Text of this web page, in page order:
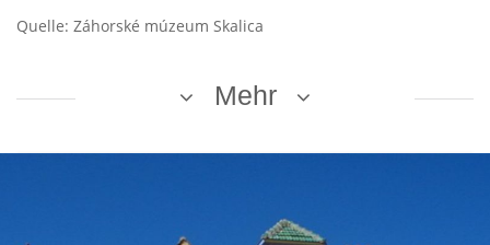
Quelle: Záhorské múzeum Skalica
Mehr